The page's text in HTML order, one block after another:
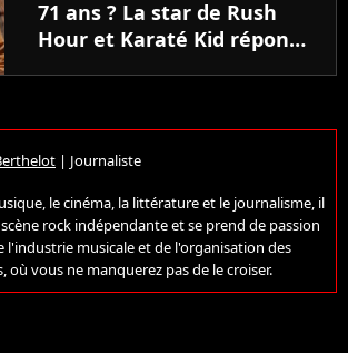
71 ans ? La star de Rush
Hour et Karaté Kid répond
| Journaliste
le cinéma, la littérature et le journalisme, il
rock indépendante et se prend de passion
l'industrie musicale et de l'organisation des
où vous ne manquerez pas de le croiser.